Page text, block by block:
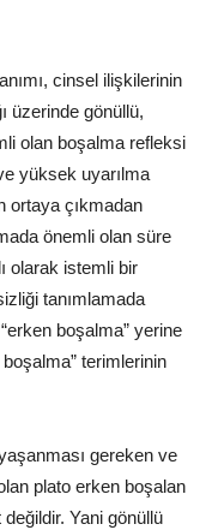
cinsel ilişkilerinin
üzerinde gönüllü,
olan boşalma refleksi
yüksek uyarılma
ortaya çıkmadan
önemli olan süre
olarak istemli bir
tanımlamada
boşalma” yerine
terimlerinin
gereken ve
plato erken boşalan
Yani gönüllü